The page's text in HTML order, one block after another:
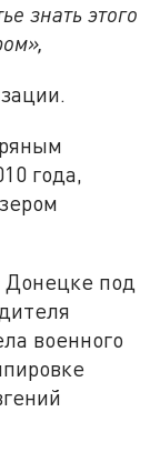
знать этого
года,
под
военного